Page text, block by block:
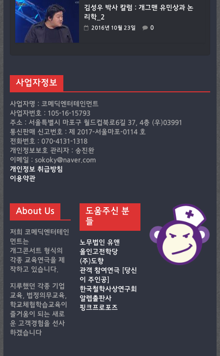
김성우 박사 칼럼 : 개그맨 유민상과 논
리학_2
2016년 10월 23일 0
사업자정보
사업자명 : 코메딕엔터테인먼트
사업자번호 : 105-16-15793
주소 : 서울특별시 마포구 월드컵북로6길 37, 4층 (우)03991
통신판매 신고번호 : 제 2017-서울마포-0114 호
전화번호 : 070-4131-1318
개인정보보호 관리자 : 송진완
이메일 : sokoky@naver.com
개인정보 취급방침
이용약관
About Us
저희 코메딕엔터테인
먼트는
개그콘서트 형식의
각종 교육연극을 제
작하고 있습니다.
지루했던 각종 기업
교육, 법정의무교육,
학교체험학습교육이
즐거움이 되는 새로
운 고객경험을 선사
하겠습니다
도움주신 분
들
노무법인 유앤
올인고전학당
(주)도향
관객 참여연극 [당신
이 주인공]
한국철학사상연구회
알렙출판사
핑크프로포즈